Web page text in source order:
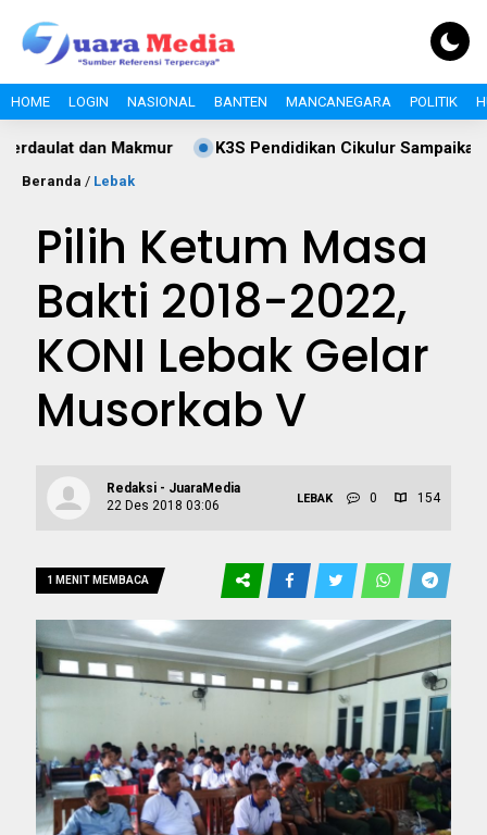
HOME LOGIN NASIONAL BANTEN MANCANEGARA POLITIK
K3S Pendidikan Cikulur Sampaikan Ucapan HUT RI
Beranda / Lebak
Pilih Ketum Masa
Bakti 2018-2022,
KONI Lebak Gelar
Musorkab V
Redaksi - JuaraMedia
22 Des 2018 03:06
LEBAK 0 154
1 MENIT MEMBACA